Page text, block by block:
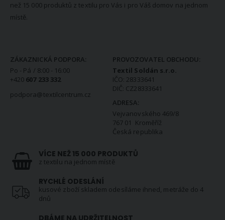
než 15 000 produktů z textilu pro Vás i pro Váš domov na jednom
místě.
ZÁKAZNICKÁ PODPORA:
Po - Pá / 8:00 - 16:00
+420 607 233 332
podpora@textilcentrum.cz
PROVOZOVATEL OBCHODU:
Textil Soldán s.r.o.
IČO: 28333641
DIČ: CZ28333641
ADRESA:
Vejvanovského 469/8
767 01 Kroměříž
Česká republika
VÍCE NEŽ 15 000 PRODUKTŮ
z textilu na jednom místě
RYCHLÉ ODESLÁNÍ
kusové zboží skladem odesíláme ihned, metráže do 4
dnů
DBÁME NA UDRŽITELNOST